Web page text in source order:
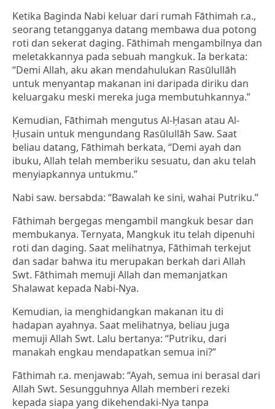
Ketika Baginda Nabi keluar dari rumah Fāthimah r.a.,
seorang tetangganya datang membawa dua potong
roti dan sekerat daging. Fāthimah mengambilnya dan
meletakkannya pada sebuah mangkuk. Ia berkata:
“Demi Allah, aku akan mendahulukan Rasūlullāh
untuk menyantap makanan ini daripada diriku dan
keluargaku meski mereka juga membutuhkannya.”
Kemudian, Fāthimah mengutus Al-Ḥasan atau Al-
Ḥusain untuk mengundang Rasūlullāh Saw. Saat
beliau datang, Fāthimah berkata, “Demi ayah dan
ibuku, Allah telah memberiku sesuatu, dan aku telah
menyiapkannya untukmu.”
Nabi saw. bersabda: “Bawalah ke sini, wahai Putriku.”
Fāthimah bergegas mengambil mangkuk besar dan
membukanya. Ternyata, Mangkuk itu telah dipenuhi
roti dan daging. Saat melihatnya, Fāthimah terkejut
dan sadar bahwa itu merupakan berkah dari Allah
Swt. Fāthimah memuji Allah dan memanjatkan
Shalawat kepada Nabi-Nya.
Kemudian, ia menghidangkan makanan itu di
hadapan ayahnya. Saat melihatnya, beliau juga
memuji Allah Swt. Lalu bertanya: “Putriku, dari
manakah engkau mendapatkan semua ini?”
Fāthimah r.a. menjawab: “Ayah, semua ini berasal dari
Allah Swt. Sesungguhnya Allah memberi rezeki
kepada siapa yang dikehendaki-Nya tanpa